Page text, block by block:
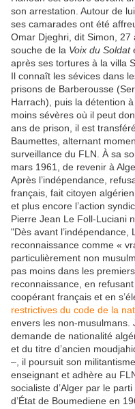
son arrestation. Autour de
ses camarades ont été
Omar Djeghri, dit Simon,
souche de la Voix du Soldat
après ses tortures à la villa
Il connaît les sévices dans
prisons de Barberousse
Harrach), puis la détention
moins sévères où il peut
ans de prison, il est
Baumettes, alternant
surveillance du FLN. À sa
mars 1961, de revenir à
Après l’indépendance,
français, fait citoyen
et plus encore l’action
Pierre Jean Le Foll-Luciani
"Dès avant l’indépendance,
reconnaissance comme «
particulièrement non
pas moins dans les
reconnaissance, en
coopérant français et en
restrictives du code de la
envers les non-musulmans.
demande de nationalité
et du titre d’ancien
–, il poursuit son
enseignant et adhère au
socialiste d’Alger par le
d’État de Boumediene en